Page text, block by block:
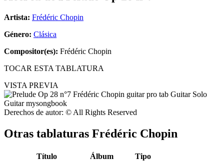
Artista: Frédéric Chopin
Género: Clásica
Compositor(es): Frédéric Chopin
TOCAR ESTA TABLATURA
VISTA PREVIA
Derechos de autor: © All Rights Reserved
Otras tablaturas Frédéric Chopin
Título Álbum
Tipo